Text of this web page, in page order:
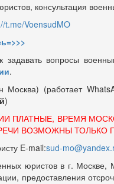
консультация
t.me/VoensudMO
задавать вопросы
.
Москва) (работает
)
ПЛАТНЫЕ, ВРЕМЯ
ВОЗМОЖНЫ ТОЛЬКО
E-mail:sud-
юристов в г. Москве,
предоставления